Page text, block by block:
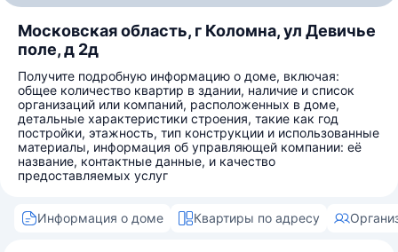
Московская область, г Коломна, ул Девичье
поле, д 2д
Получите подробную информацию о доме, включая:
общее количество квартир в здании, наличие и список
организаций или компаний, расположенных в доме,
детальные характеристики строения, такие как год
постройки, этажность, тип конструкции и использованные
материалы, информация об управляющей компании: её
название, контактные данные, и качество
предоставляемых услуг
Информация о доме Квартиры по адресу